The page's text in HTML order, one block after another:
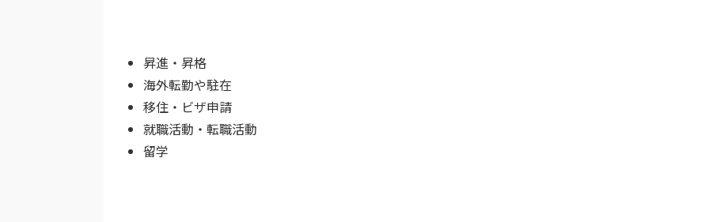
昇進・昇格
海外転勤や駐在
移住・ビザ申請
就職活動・転職活動
留学